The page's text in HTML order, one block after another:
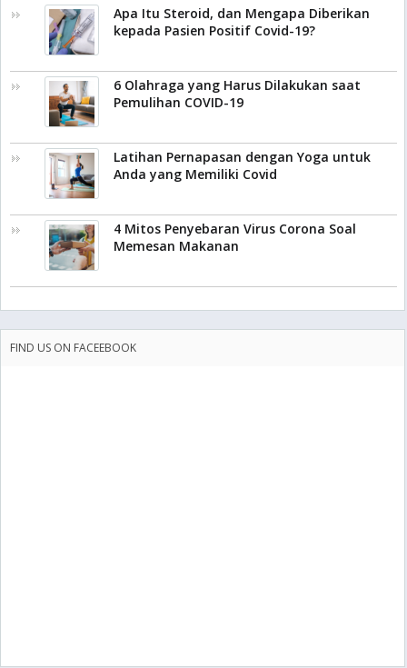
Apa Itu Steroid, dan Mengapa Diberikan
kepada Pasien Positif Covid-19?
6 Olahraga yang Harus Dilakukan saat
Pemulihan COVID-19
Latihan Pernapasan dengan Yoga untuk
Anda yang Memiliki Covid
4 Mitos Penyebaran Virus Corona Soal
Memesan Makanan
FIND US ON FACEEBOOK